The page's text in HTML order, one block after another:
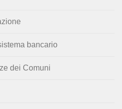
bancario
dei Comuni